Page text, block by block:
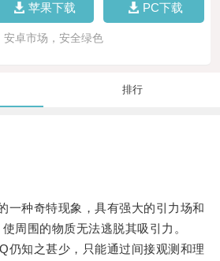
苹果下载 PC下载
安卓市场，安全绿色
排行
种奇特现象，具有强大的引力场和
周围的物质无法逃脱其吸引力。
知之甚少，只能通过间接观测和理